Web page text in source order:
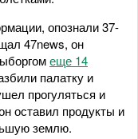
опознали 37-
47news, он
еще 14
палатку и
прогуляться и
оставил продукты и
землю.